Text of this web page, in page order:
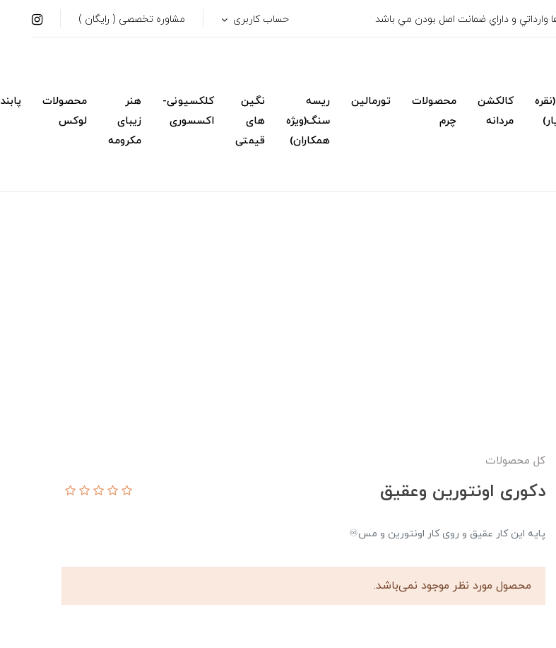
و داراي ضمانت اصل بودن مي باشد حساب کاربری مشاوره تخصصی ( رایگان )
Silver(نقره
کالکشن
مردانه
محصولات
چرم
تورمالین
ریسه
سنگ(ویژه
همکاران)
نگین
های
قیمتی
کلکسیونی-
اکسسوری
هنر
زیبای
مکرومه
محصولات
لوکس
کل محصولات
دکوری اونتورین و‌عقیق
پایه این کار عقیق و روی کار اونتورین و مس♾️
محصول مورد نظر موجود نمی‌باشد.